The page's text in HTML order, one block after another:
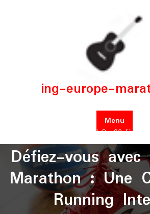
ing-europe-
Menu
Posted On 03 février
Défiez-vous
Marathon : Une
Running